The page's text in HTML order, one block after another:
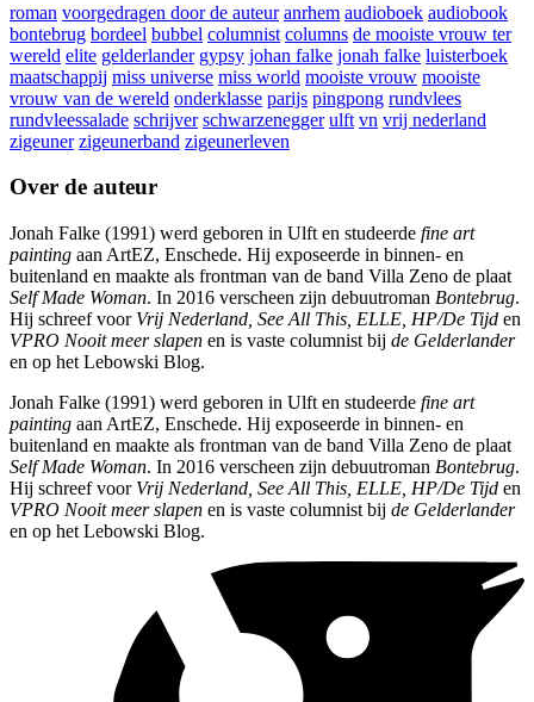
roman voorgedragen door de auteur anrhem audioboek audiobook
bontebrug bordeel bubbel columnist columns de mooiste vrouw ter
wereld elite gelderlander gypsy johan falke jonah falke luisterboek
maatschappij miss universe miss world mooiste vrouw mooiste
vrouw van de wereld onderklasse parijs pingpong rundvlees
rundvleessalade schrijver schwarzenegger ulft vn vrij nederland
zigeuner zigeunerband zigeunerleven
Over de auteur
Jonah Falke (1991) werd geboren in Ulft en studeerde fine art
painting aan ArtEZ, Enschede. Hij exposeerde in binnen- en
buitenland en maakte als frontman van de band Villa Zeno de plaat
Self Made Woman. In 2016 verscheen zijn debuutroman Bontebrug.
Hij schreef voor Vrij Nederland, See All This, ELLE, HP/De Tijd en
VPRO Nooit meer slapen en is vaste columnist bij de Gelderlander
en op het Lebowski Blog.
Jonah Falke (1991) werd geboren in Ulft en studeerde fine art
painting aan ArtEZ, Enschede. Hij exposeerde in binnen- en
buitenland en maakte als frontman van de band Villa Zeno de plaat
Self Made Woman. In 2016 verscheen zijn debuutroman Bontebrug.
Hij schreef voor Vrij Nederland, See All This, ELLE, HP/De Tijd en
VPRO Nooit meer slapen en is vaste columnist bij de Gelderlander
en op het Lebowski Blog.